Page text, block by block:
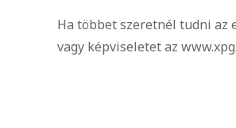
Ha többet szeretnél tudni az
vagy képviseletet az